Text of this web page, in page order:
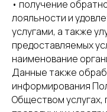
• получение
лояльности и
услугами, а также
предоставляемых
наименование
Данные также
информирования
Обществом услугах,